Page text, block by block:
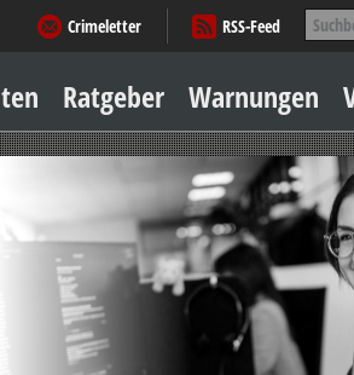
Suche
nach:
Crimeletter
RSS-Feed
Inhalt
springen
Ratgeber
Sicher zu Hause
Geld & Einkauf
Amore & mehr
Mobiles Leben
Arbeitsleben
Warnungen